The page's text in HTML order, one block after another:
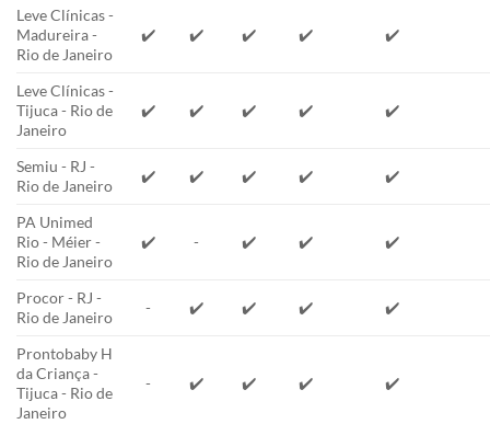
Leve Clínicas -
Madureira -
Rio de Janeiro
✔️ ✔️ ✔️ ✔️ ✔️
Leve Clínicas -
Tijuca - Rio de
Janeiro
✔️ ✔️ ✔️ ✔️ ✔️
Semiu - RJ -
Rio de Janeiro
✔️ ✔️ ✔️ ✔️ ✔️
PA Unimed
Rio - Méier -
Rio de Janeiro
✔️ - ✔️ ✔️ ✔️
Procor - RJ -
Rio de Janeiro
- ✔️ ✔️ ✔️ ✔️
Prontobaby H
da Criança -
Tijuca - Rio de
Janeiro
- ✔️ ✔️ ✔️ ✔️